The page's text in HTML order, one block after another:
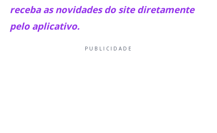
receba as novidades do site diretamente
pelo aplicativo.
PUBLICIDADE